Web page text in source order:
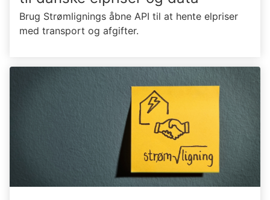
Brug Strømlignings åbne API til at hente elpriser
med transport og afgifter.